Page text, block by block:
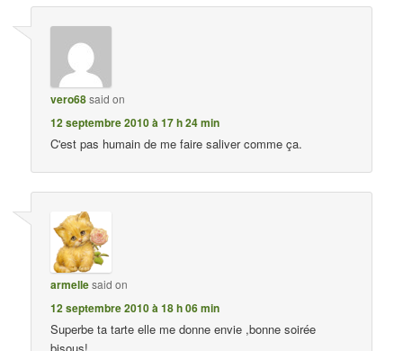
vero68said on
12 septembre 2010 à 17 h 24 min
C'est pas humain de me faire saliver comme ça.
armellesaid on
12 septembre 2010 à 18 h 06 min
Superbe ta tarte elle me donne envie ,bonne soirée